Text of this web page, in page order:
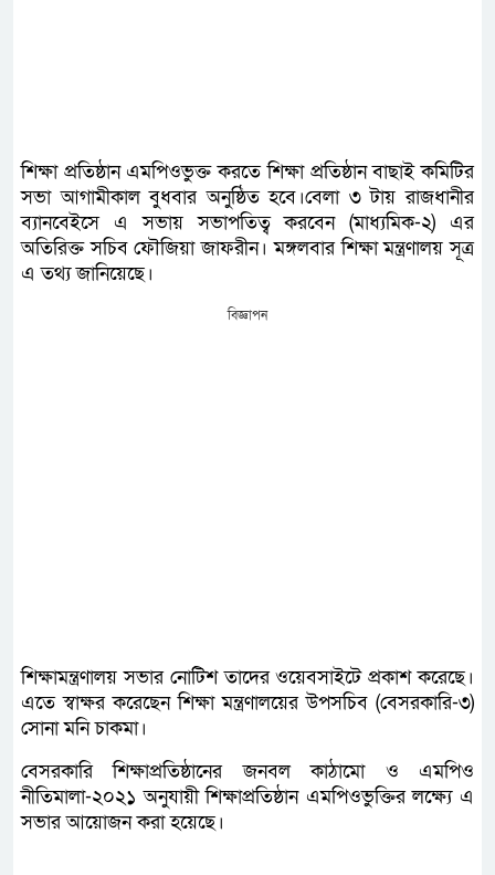
শিক্ষা প্রতিষ্ঠান এমপিওভুক্ত করতে শিক্ষা প্রতিষ্ঠান বাছাই কমিটির
সভা আগামীকাল বুধবার অনুষ্ঠিত হবে।বেলা ৩ টায় রাজধানীর
ব্যানবেইসে এ সভায় সভাপতিত্ব করবেন (মাধ্যমিক-২) এর
অতিরিক্ত সচিব ফৌজিয়া জাফরীন। মঙ্গলবার শিক্ষা মন্ত্রণালয় সূত্র
এ তথ্য জানিয়েছে।
বিজ্ঞাপন
শিক্ষামন্ত্রণালয় সভার নোটিশ তাদের ওয়েবসাইটে প্রকাশ করেছে।
এতে স্বাক্ষর করেছেন শিক্ষা মন্ত্রণালয়ের উপসচিব (বেসরকারি-৩)
সোনা মনি চাকমা।
বেসরকারি শিক্ষাপ্রতিষ্ঠানের জনবল কাঠামো ও এমপিও
নীতিমালা-২০২১ অনুযায়ী শিক্ষাপ্রতিষ্ঠান এমপিওভুক্তির লক্ষ্যে এ
সভার আয়োজন করা হয়েছে।